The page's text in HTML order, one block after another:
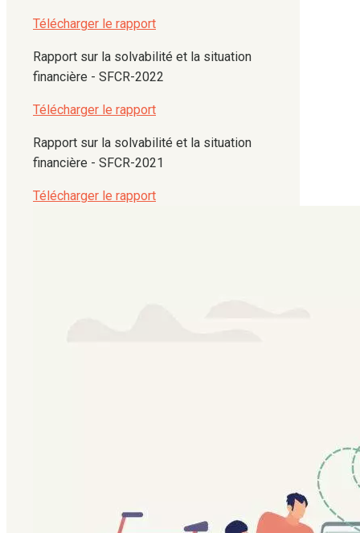
Télécharger le rapport
Rapport sur la solvabilité et la situation
financière - SFCR-2022
Télécharger le rapport
Rapport sur la solvabilité et la situation
financière - SFCR-2021
Télécharger le rapport